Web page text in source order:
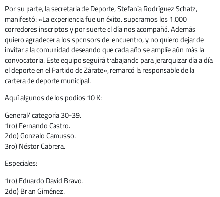
Por su parte, la secretaria de Deporte, Stefanía Rodríguez Schatz,
manifestó: «La experiencia fue un éxito, superamos los 1.000
corredores inscriptos y por suerte el día nos acompañó. Además
quiero agradecer a los sponsors del encuentro, y no quiero dejar de
invitar a la comunidad deseando que cada año se amplíe aún más la
convocatoria. Este equipo seguirá trabajando para jerarquizar día a día
el deporte en el Partido de Zárate», remarcó la responsable de la
cartera de deporte municipal.
Aquí algunos de los podios 10 K:
General/ categoría 30-39.
1ro) Fernando Castro.
2do) Gonzalo Camusso.
3ro) Néstor Cabrera.
Especiales:
1ro) Eduardo David Bravo.
2do) Brian Giménez.